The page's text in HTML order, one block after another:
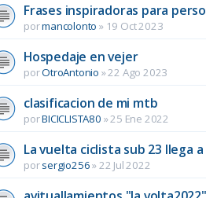
Frases inspiradoras para
pormancolonto » 19 Oct 2023
Hospedaje en vejer
porOtroAntonio »22 Ago 2023
clasificacion de mi mtb
porBICICLISTA80 »25 Ene 2022
La vuelta ciclista sub 23 llega
porsergio256»22 Jul 2022